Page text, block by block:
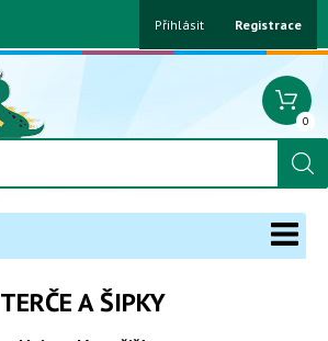
Přihlásit Registrace
0
TERČE A ŠIPKY